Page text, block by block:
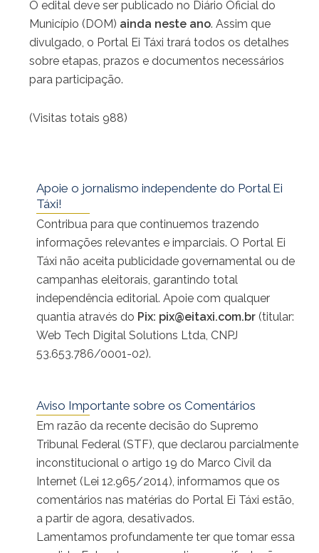
O edital deve ser publicado no Diário Oficial do
Município (DOM) ainda neste ano. Assim que
divulgado, o Portal Ei Táxi trará todos os detalhes
sobre etapas, prazos e documentos necessários
para participação.
(Visitas totais 988)
Apoie o jornalismo independente do Portal Ei
Táxi!
Contribua para que continuemos trazendo
informações relevantes e imparciais. O Portal Ei
Táxi não aceita publicidade governamental ou de
campanhas eleitorais, garantindo total
independência editorial. Apoie com qualquer
quantia através do Pix: pix@eitaxi.com.br (titular:
Web Tech Digital Solutions Ltda, CNPJ
53.653.786/0001-02).
Aviso Importante sobre os Comentários
Em razão da recente decisão do Supremo
Tribunal Federal (STF), que declarou parcialmente
inconstitucional o artigo 19 do Marco Civil da
Internet (Lei 12.965/2014), informamos que os
comentários nas matérias do Portal Ei Táxi estão,
a partir de agora, desativados.
Lamentamos profundamente ter que tomar essa